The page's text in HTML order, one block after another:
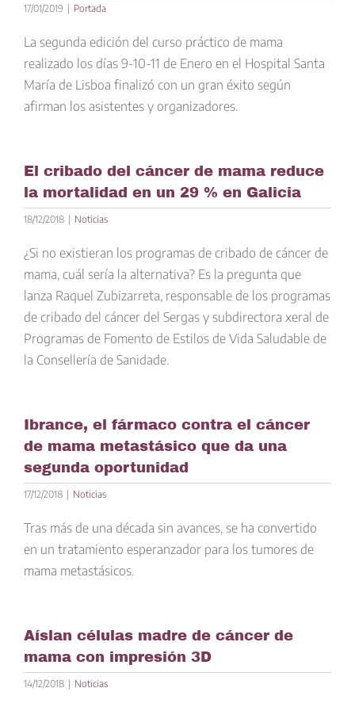
17/01/2019 | Portada
La segunda edición del curso práctico de mama
realizado los días 9-10-11 de Enero en el Hospital Santa
María de Lisboa finalizó con un gran éxito según
afirman los asistentes y organizadores.
El cribado del cáncer de mama reduce
la mortalidad en un 29 % en Galicia
18/12/2018 | Noticias
¿Si no existieran los programas de cribado de cáncer de
mama, cuál sería la alternativa? Es la pregunta que
lanza Raquel Zubizarreta, responsable de los programas
de cribado del cáncer del Sergas y subdirectora xeral de
Programas de Fomento de Estilos de Vida Saludable de
la Consellería de Sanidade.
Ibrance, el fármaco contra el cáncer
de mama metastásico que da una
segunda oportunidad
17/12/2018 | Noticias
Tras más de una década sin avances, se ha convertido
en un tratamiento esperanzador para los tumores de
mama metastásicos.
Aíslan células madre de cáncer de
mama con impresión 3D
14/12/2018 | Noticias